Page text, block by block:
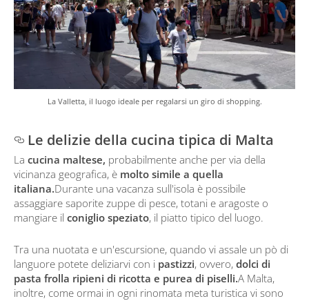
La Valletta, il luogo ideale per regalarsi un giro di shopping.
Le delizie della cucina tipica di Malta
La cucina maltese, probabilmente anche per via della
vicinanza geografica, è molto simile a quella
italiana.Durante una vacanza sull'isola è possibile
assaggiare saporite zuppe di pesce, totani e aragoste o
mangiare il coniglio speziato, il piatto tipico del luogo.
Tra una nuotata e un'escursione, quando vi assale un pò di
languore potete deliziarvi con i pastizzi, ovvero, dolci di
pasta frolla ripieni di ricotta e purea di piselli.A Malta,
inoltre, come ormai in ogni rinomata meta turistica vi sono